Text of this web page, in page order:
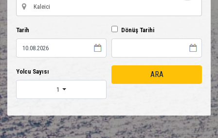
Tarih Dönüş Tarihi
Yolcu Sayısı
1
ARA